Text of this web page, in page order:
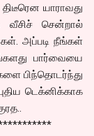
யாராவது
வீசிச் சென்றால்
அப்படி நீங்கள்
பார்வையை
பிந்தொடர்ந்து
டெக்னிக்காக